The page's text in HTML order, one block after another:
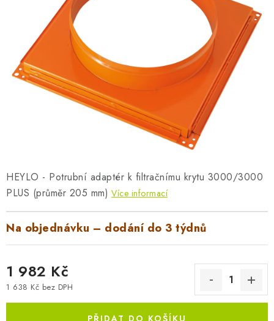
TOPIDLA
AKUMULAČNÍ KAMNA
ELEKTRICKÉ KRBY
Ceny přepravy
Ochrana osobních údajů
Náhradní díly Könner & Söhnen
Reklamační řád
Slovník pojmů
Zpětný odběr elektrozařízení a baterií
Návody
Novinky Blog Reference Katalog
HEYLO - Potrubní adaptér k filtračnímu krytu 3000/3000
PLUS (průměr 205 mm) Více informací
Na objednávku – dodání do 3 týdnů
1 982 Kč
1 638 Kč bez DPH
PŘIDAT DO KOŠÍKU